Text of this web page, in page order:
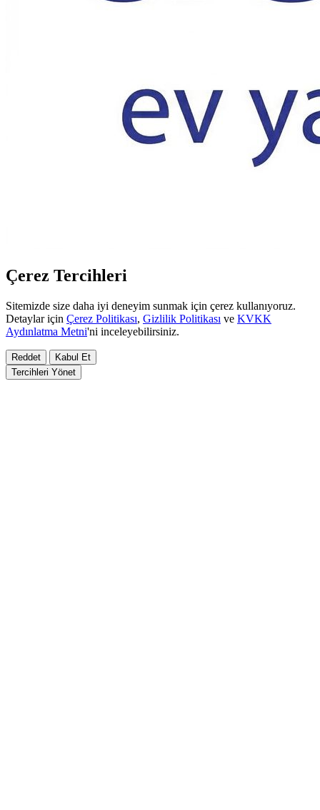
Çerez Tercihleri
Sitemizde size daha iyi deneyim sunmak için çerez kullanıyoruz.
Detaylar için Çerez Politikası, Gizlilik Politikası ve KVKK
Aydınlatma Metni'ni inceleyebilirsiniz.
Reddet
Kabul Et
Tercihleri Yönet